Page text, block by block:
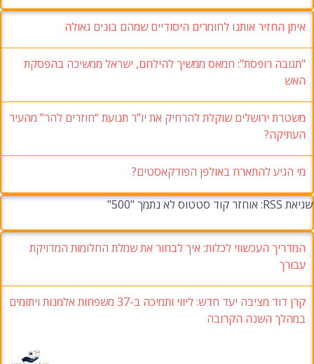
איתן החזיר אותנו לחומרים היסודיים שמהם בונים גאולה
"תגובה רופסת": חמאס ממשיך להילחם, ישראל ממשיכה בהפסקת
האש
משטרת ירושלים שוקלת להרחיק את יו”ר תנועת “חוזרים להר” מהעיר
העתיקה?
מי הגיע להתארח באולפן הפודקאסטים?
שגיאת RSS: אוחזר קוד סטטוס לא נתמך "500"
המדריך העכשווי לכלות: איך לבחור את שמלת החלומות המדויקת
עבורך
קרן דוד מציבה יעד חדש: ליווי ותמיכה ב-37 משפחות אלמנות ויתומים
במהלך השנה הקרובה